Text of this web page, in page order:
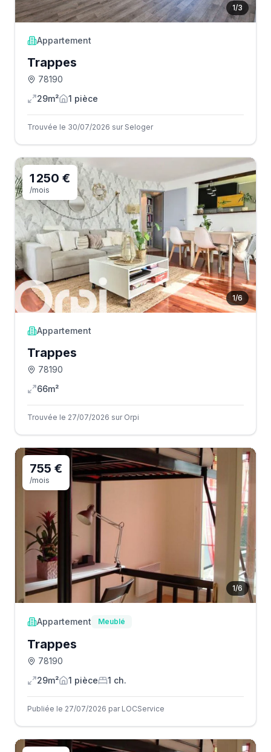
1/3
Appartement
Trappes
78190
29m²
1 pièce
Trouvée le 30/07/2026 sur Seloger
1/6
1 250 €
/mois
Appartement
Trappes
78190
66m²
Trouvée le 27/07/2026 sur Orpi
1/6
755 €
/mois
Appartement Meublé
Trappes
78190
29m²
1 pièce 1 ch.
Publiée le 27/07/2026 par LOCService